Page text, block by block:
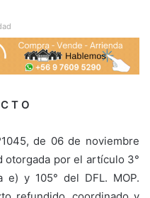
T O
de 06 de noviembre
otorgada por el artículo 3°
e) y 105° del DFL. MOP.